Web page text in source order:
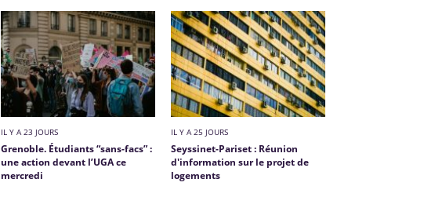
IL Y A 23 JOURS
Grenoble. Étudiants “sans-facs” :
une action devant l’UGA ce
mercredi
IL Y A 25 JOURS
Seyssinet-Pariset : Réunion
d'information sur le projet de
logements